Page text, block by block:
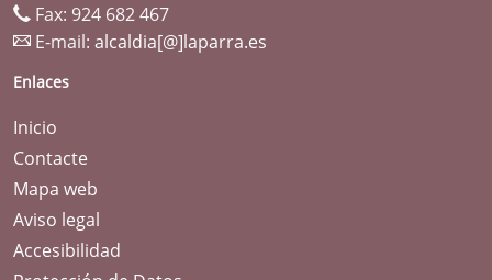
Fax: 924 682 467
E-mail: alcaldia[@]laparra.es
Enlaces
Inicio
Contacte
Mapa web
Aviso legal
Accesibilidad